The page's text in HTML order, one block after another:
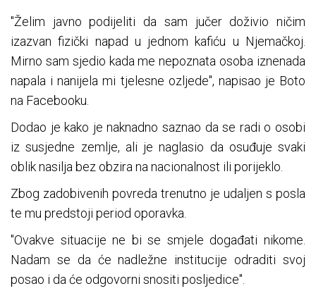
"Želim javno podijeliti da sam jučer doživio ničim
izazvan fizički napad u jednom kafiću u Njemačkoj.
Mirno sam sjedio kada me nepoznata osoba iznenada
napala i nanijela mi tjelesne ozljede", napisao je Boto
na Facebooku.
Dodao je kako je naknadno saznao da se radi o osobi
iz susjedne zemlje, ali je naglasio da osuđuje svaki
oblik nasilja bez obzira na nacionalnost ili porijeklo.
Zbog zadobivenih povreda trenutno je udaljen s posla
te mu predstoji period oporavka.
"Ovakve situacije ne bi se smjele događati nikome.
Nadam se da će nadležne institucije odraditi svoj
posao i da će odgovorni snositi posljedice".